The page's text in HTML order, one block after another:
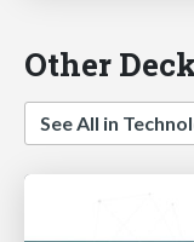
Other
See All in